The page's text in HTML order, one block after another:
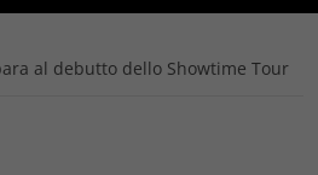
al debutto dello Showtime Tour